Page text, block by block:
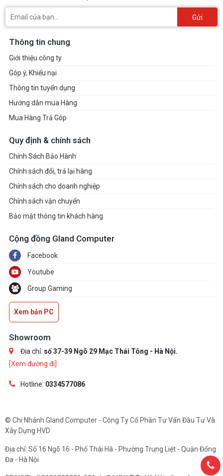
Gửi
Thông tin chung
Giới thiệu công ty
Góp ý, Khiếu nại
Thông tin tuyển dụng
Hướng dẫn mua Hàng
Mua Hàng Trả Góp
Quy định & chính sách
Chính Sách Bảo Hành
Chính sách đổi, trả lại hàng
Chính sách cho doanh nghiệp
Chính sách vận chuyển
Bảo mật thông tin khách hàng
Cộng đồng Gland Computer
Facebook
Youtube
Group Gaming
Xem bản PC
Showroom
Địa chỉ: số 37-39 Ngõ 29 Mạc Thái Tông - Hà Nội.
[Xem đường đi]
Hotline: 0334577086
© Chi Nhánh Gland Computer - Công Ty Cổ Phần Tư Vấn Đầu Tư Và
Xây Dựng HVD
Địa chỉ: Số 16 Ngõ 16 - Phố Thái Hà - Phường Trung Liệt - Quận Đống
Đa - Hà Nội